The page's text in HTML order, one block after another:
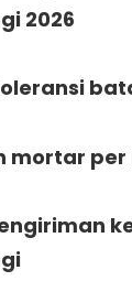
2026
mortar per